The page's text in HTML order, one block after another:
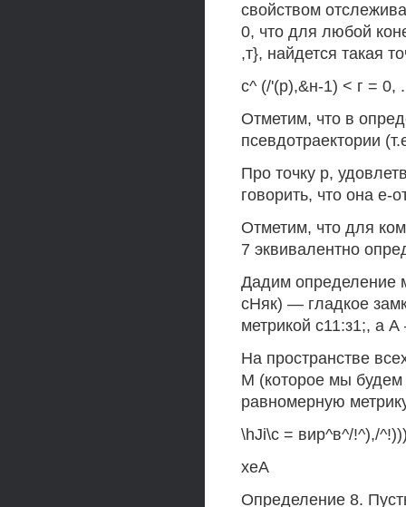
свойством
0, что для любой
,т}, найдется такая
с^ (/'(р),&н-1) < г = 0,
Отметим, что в
псевдотраектории
Про точку р,
говорить, что она е-
Отметим, что для
7 эквивалентно
Дадим определение
сНяк) — гладкое
метрикой с11:з1;, а
На пространстве
М (которое мы
равномерную
\hJi\c = вир^в^/!^),/
хеА
Определение 8.